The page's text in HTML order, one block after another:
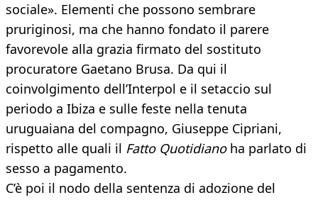
sociale». Elementi che possono sembrare
pruriginosi, ma che hanno fondato il parere
favorevole alla grazia firmato del sostituto
procuratore Gaetano Brusa. Da qui il
coinvolgimento dell’Interpol e il setaccio sul
periodo a Ibiza e sulle feste nella tenuta
uruguaiana del compagno, Giuseppe Cipriani,
rispetto alle quali il Fatto Quotidiano ha parlato di
sesso a pagamento.
C’è poi il nodo della sentenza di adozione del